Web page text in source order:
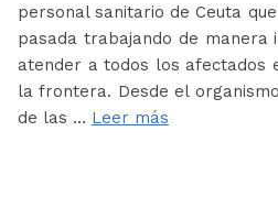
personal sanitario de Ceuta
pasada trabajando de manera
atender a todos los afectados
la frontera. Desde el
de las … Leer más